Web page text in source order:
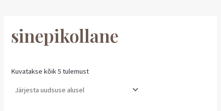
sinepikollane
Kuvatakse kõik 5 tulemust